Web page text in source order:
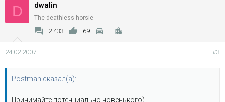
D dwalin
The deathless horsie
2 433 69
24.02.2007 #3
Postman сказал(а):
Принимайте потенциально новенького)